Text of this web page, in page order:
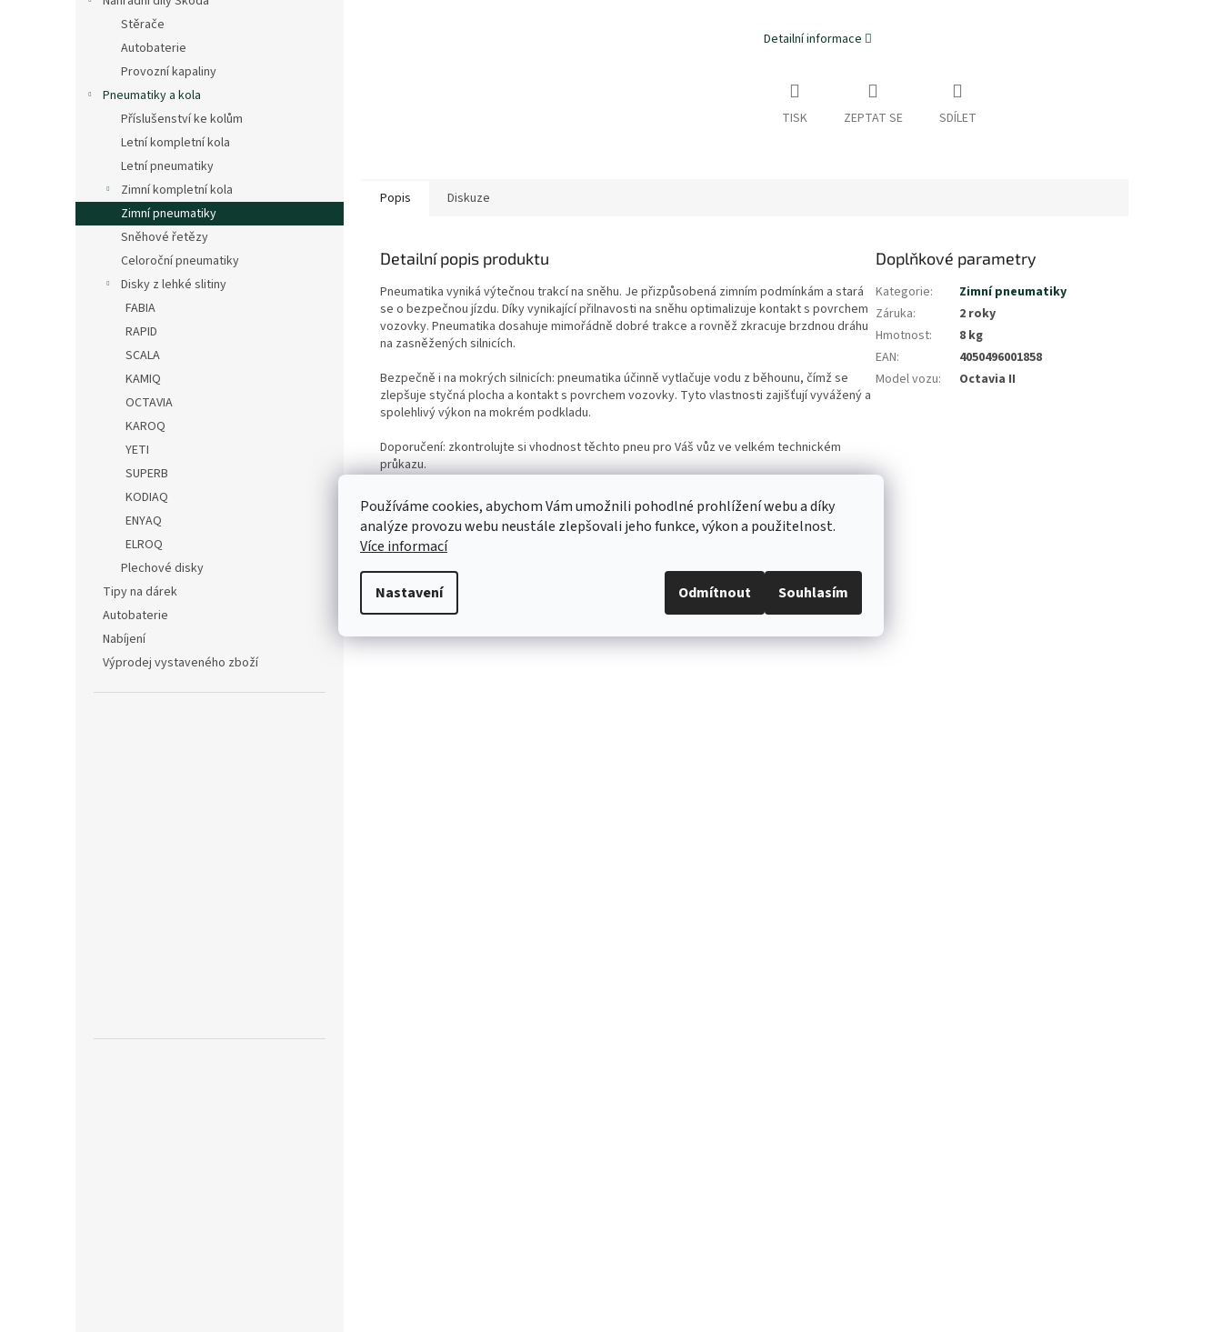
Používáme cookies, abychom Vám umožnili pohodlné prohlížení webu a díky
analýze provozu webu neustále zlepšovali jeho funkce, výkon a použitelnost.
Více informací
Nastavení Odmítnout Souhlasím
Stěrače
Autobaterie
Provozní kapaliny
Pneumatiky a kola
Příslušenství ke kolům
Letní kompletní kola
Letní pneumatiky
Zimní kompletní kola
Zimní pneumatiky
Sněhové řetězy
Celoroční pneumatiky
Disky z lehké slitiny
FABIA
RAPID
SCALA
KAMIQ
OCTAVIA
KAROQ
YETI
SUPERB
KODIAQ
ENYAQ
ELROQ
Plechové disky
Tipy na dárek
Autobaterie
Nabíjení
Výprodej vystaveného zboží
Detailní informace
TISK ZEPTAT SE SDÍLET
Popis Diskuze
Detailní popis produktu
Pneumatika vyniká výtečnou trakcí na sněhu. Je přizpůsobená zimním podmínkám a stará
se o bezpečnou jízdu. Díky vynikající přilnavosti na sněhu optimalizuje kontakt s povrchem
vozovky. Pneumatika dosahuje mimořádně dobré trakce a rovněž zkracuje brzdnou dráhu
na zasněžených silnicích.
Bezpečně i na mokrých silnicích: pneumatika účinně vytlačuje vodu z běhounu, čímž se
zlepšuje styčná plocha a kontakt s povrchem vozovky. Tyto vlastnosti zajišťují vyvážený a
spolehlivý výkon na mokrém podkladu.
Doporučení: zkontrolujte si vhodnost těchto pneu pro Váš vůz ve velkém technickém
průkazu.
Šrouby nejsou součástí balení.
Obrázek: jedná se o informativní obrázek. Zboží obsahuje "jen" samostatnou pneumatiku,
disk není součástí balení.
Doplňkové parametry
Kategorie:
Zimní pneumatiky
Záruka:
2 roky
Hmotnost:
8 kg
EAN:
4050496001858
Model vozu: Octavia II